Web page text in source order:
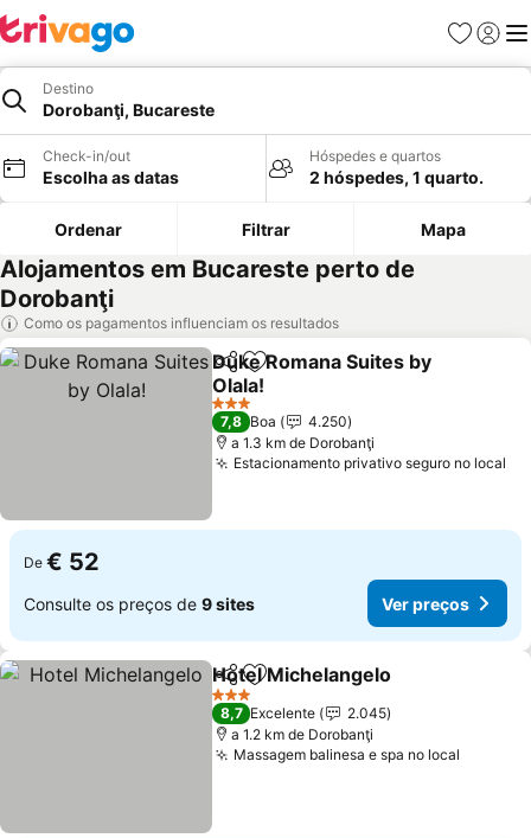
Favoritos
Iniciar
Destino
Dorobanţi, Bucareste
Check-in/out
Escolha as datas
Hóspedes e quartos
2 hóspedes, 1 quarto.
Ordenar Filtrar Mapa
Alojamentos em Bucareste perto de
Dorobanţi
Como os pagamentos influenciam os resultados
PartilharAdicionar aos favoritos
Duke Romana Suites by
Olala!
3 Estrelas
7,8 Boa
4.250
a 1.3 km de Dorobanţi
Estacionamento privativo seguro no local
De € 52
Consulte os preços de 9 sites Ver preços
PartilharAdicionar aos favoritos
Hotel Michelangelo
3 Estrelas
8,7 Excelente
2.045
a 1.2 km de Dorobanţi
Massagem balinesa e spa no local